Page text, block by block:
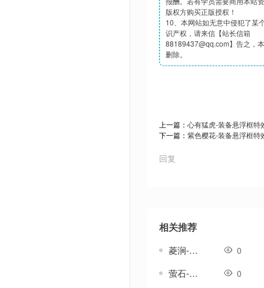
版权方购买正版授权！
10、本网站如无意中侵犯了某
识产权，请来信【站长信箱
88189437@qq.com】告之，
删除。
上一篇： 心有猛虎-装备悬浮框特
下一篇： 紫色樱花-装备悬浮框特
回复
相关推荐
菱涧-传奇武器素材 0
萤石-传奇武器素材 0